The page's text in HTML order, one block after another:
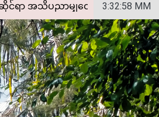
ျှဝေခြင်းအစီအစဉ်. * အမှတ်
3:33:1MM